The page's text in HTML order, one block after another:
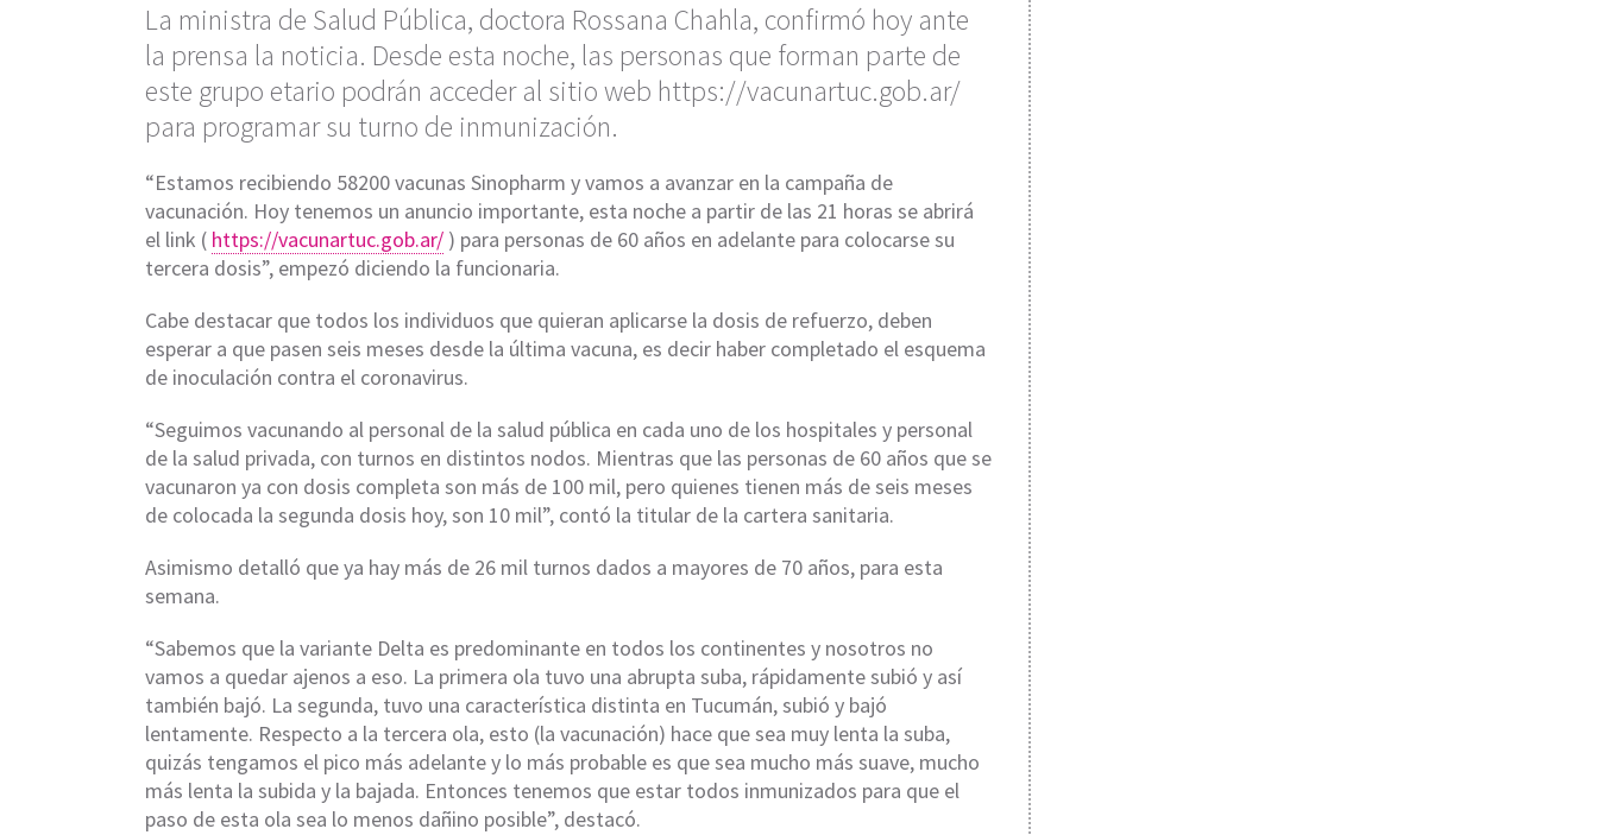
La ministra de Salud Pública, doctora Rossana Chahla, confirmó hoy ante
la prensa la noticia. Desde esta noche, las personas que forman parte de
este grupo etario podrán acceder al sitio web https://vacunartuc.gob.ar/
para programar su turno de inmunización.
“Estamos recibiendo 58200 vacunas Sinopharm y vamos a avanzar en la campaña de
vacunación. Hoy tenemos un anuncio importante, esta noche a partir de las 21 horas se abrirá
el link ( https://vacunartuc.gob.ar/ ) para personas de 60 años en adelante para colocarse su
tercera dosis”, empezó diciendo la funcionaria.
Cabe destacar que todos los individuos que quieran aplicarse la dosis de refuerzo, deben
esperar a que pasen seis meses desde la última vacuna, es decir haber completado el esquema
de inoculación contra el coronavirus.
“Seguimos vacunando al personal de la salud pública en cada uno de los hospitales y personal
de la salud privada, con turnos en distintos nodos. Mientras que las personas de 60 años que se
vacunaron ya con dosis completa son más de 100 mil, pero quienes tienen más de seis meses
de colocada la segunda dosis hoy, son 10 mil”, contó la titular de la cartera sanitaria.
Asimismo detalló que ya hay más de 26 mil turnos dados a mayores de 70 años, para esta
semana.
“Sabemos que la variante Delta es predominante en todos los continentes y nosotros no
vamos a quedar ajenos a eso. La primera ola tuvo una abrupta suba, rápidamente subió y así
también bajó. La segunda, tuvo una característica distinta en Tucumán, subió y bajó
lentamente. Respecto a la tercera ola, esto (la vacunación) hace que sea muy lenta la suba,
quizás tengamos el pico más adelante y lo más probable es que sea mucho más suave, mucho
más lenta la subida y la bajada. Entonces tenemos que estar todos inmunizados para que el
paso de esta ola sea lo menos dañino posible”, destacó.